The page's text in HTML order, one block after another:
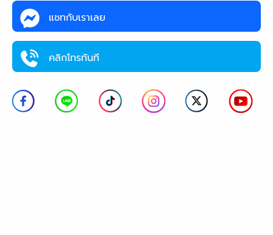
แชทกับเราเลย
คลิกโทรทันที